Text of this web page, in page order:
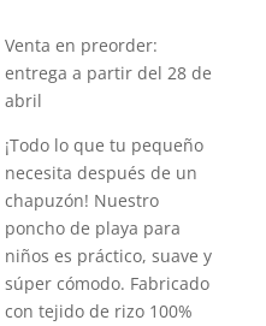
Venta en preorder:
entrega a partir del 28 de
abril
¡Todo lo que tu pequeño
necesita después de un
chapuzón! Nuestro
poncho de playa para
niños es práctico, suave y
súper cómodo. Fabricado
con tejido de rizo 100%